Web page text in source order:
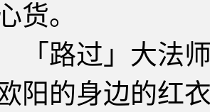
货。
路过」大法师
阳的身边的红